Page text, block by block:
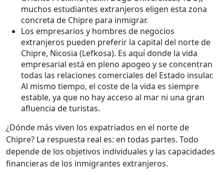
muchos estudiantes extranjeros eligen esta zona
concreta de Chipre para inmigrar.
Los empresarios y hombres de negocios
extranjeros pueden preferir la capital del norte de
Chipre, Nicosia (Lefkosa). Es aquí donde la vida
empresarial está en pleno apogeo y se concentran
todas las relaciones comerciales del Estado insular.
Al mismo tiempo, el coste de la vida es siempre
estable, ya que no hay acceso al mar ni una gran
afluencia de turistas.
¿Dónde más viven los expatriados en el norte de
Chipre? La respuesta real es: en todas partes. Todo
depende de los objetivos individuales y las capacidades
financieras de los inmigrantes extranjeros.